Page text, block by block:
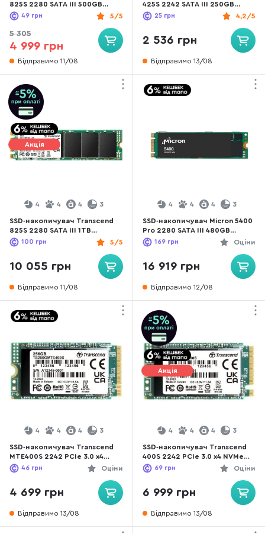
825S 2280 SATA III 500GB
(TS500GMTS825S)
5/5
49 грн
5 305
4 999 грн
Відправимо 11/08
425S 2242 SATA III 250GB
(TS250GMTS425S)
4,2/5
25 грн
2 536 грн
Відправимо 13/08
Акція
4 4 4 3
SSD-накопичувач Transcend
825S 2280 SATA III 1TB
(TS1TMTS825S)
5/5
100 грн
10 055 грн
Відправимо 11/08
4 4 4 3
SSD-накопичувач Micron 5400
Pro 2280 SATA III 480GB
(MTFDDAV480TGA-
1BC1ZABYYR)
Оціни
169 грн
16 919 грн
Відправимо 12/08
4 4 4 3
SSD-накопичувач Transcend
MTE400S 2242 PCIe 3.0 x4
NVMe 256GB
(TS256GMTE400S)
Оціни
46 грн
4 699 грн
Відправимо 13/08
Акція
4 4 4 3
SSD-накопичувач Transcend
400S 2242 PCIe 3.0 x4 NVMe
512GB (TS512GMTE400S)
Оціни
69 грн
6 999 грн
Відправимо 13/08